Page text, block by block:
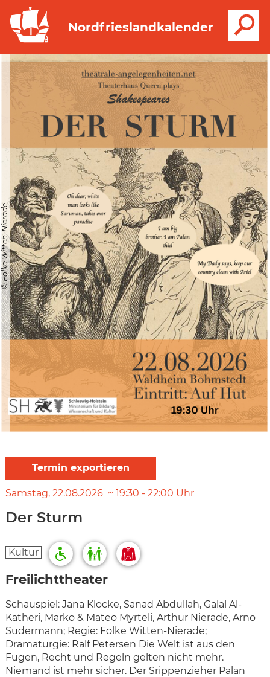
Nordfrieslandkalender
© Folke Witten-Nierade
Samstag 22.08.2026 19:30 - 22:00 Uhr
Der Sturm
Kultur
Freilichttheater
Schauspiel: Jana Klocke, Sanad Abdullah, Galal Al-
Katheri, Marko & Mateo Myrteli, Arthur Nierade, Arno
Sudermann; Regie: Folke Witten-Nierade;
Dramaturgie: Ralf Petersen Die Welt ist aus den
Fugen, Recht und Regeln gelten nicht mehr.
Niemand ist mehr sicher. Der Srippenzieher Palan